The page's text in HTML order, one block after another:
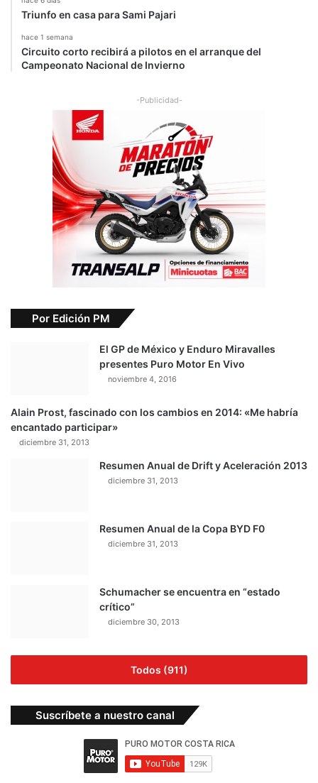
Triunfo en casa para Sami Pajari
hace 1 semana
Circuito corto recibirá a pilotos en el arranque del
Campeonato Nacional de Invierno
-Publicidad-
Por Edición PM
El GP de México y Enduro Miravalles
presentes Puro Motor En Vivo
noviembre 4, 2016
Alain Prost, fascinado con los cambios en 2014: «Me habría
encantado participar»
diciembre 31, 2013
Resumen Anual de Drift y Aceleración 2013
diciembre 31, 2013
Resumen Anual de la Copa BYD F0
diciembre 31, 2013
Schumacher se encuentra en “estado
crítico”
diciembre 30, 2013
Todos (911)
Suscríbete a nuestro canal